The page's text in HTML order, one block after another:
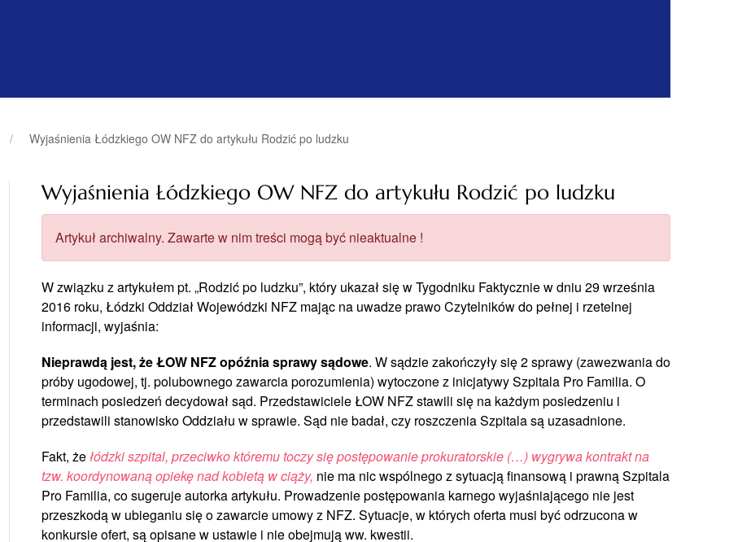
Wyjaśnienia Łódzkiego OW NFZ do artykułu Rodzić po ludzku
Wyjaśnienia Łódzkiego OW NFZ do artykułu Rodzić po ludzku
Artykuł archiwalny. Zawarte w nim treści mogą być nieaktualne !
W związku z artykułem pt. „Rodzić po ludzku”, który ukazał się w Tygodniku Faktycznie w dniu 29 września
2016 roku, Łódzki Oddział Wojewódzki NFZ mając na uwadze prawo Czytelników do pełnej i rzetelnej
informacji, wyjaśnia:
Nieprawdą jest, że ŁOW NFZ opóźnia sprawy sądowe. W sądzie zakończyły się 2 sprawy (zawezwania do
próby ugodowej, tj. polubownego zawarcia porozumienia) wytoczone z inicjatywy Szpitala Pro Familia. O
terminach posiedzeń decydował sąd. Przedstawiciele ŁOW NFZ stawili się na każdym posiedzeniu i
przedstawili stanowisko Oddziału w sprawie. Sąd nie badał, czy roszczenia Szpitala są uzasadnione.
Fakt, żełódzki szpital, przeciwko któremu toczy się postępowanie prokuratorskie (…) wygrywa kontrakt na
tzw. koordynowaną opiekę nad kobietą w ciąży, nie ma nic wspólnego z sytuacją finansową i prawną Szpitala
Pro Familia, co sugeruje autorka artykułu. Prowadzenie postępowania karnego wyjaśniającego nie jest
przeszkodą w ubieganiu się o zawarcie umowy z NFZ. Sytuacje, w których oferta musi być odrzucona w
konkursie ofert, są opisane w ustawie i nie obejmują ww. kwestii.